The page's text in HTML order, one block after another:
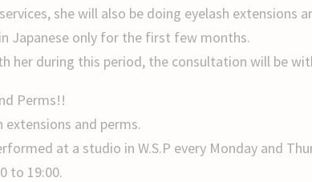
she will also be doing eyelash extensions
Japanese only for the first few months.
her during this period, the consultation will be
Perms!!
extensions and perms.
at a studio in W.S.P every Monday and
to 19:00.